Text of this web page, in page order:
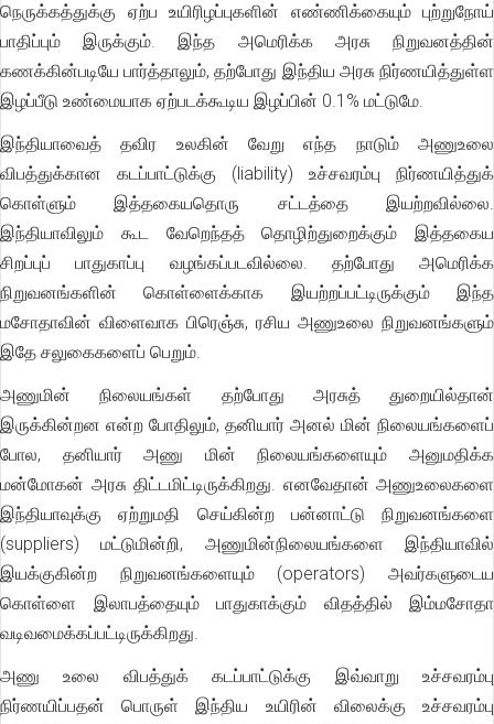
நெருக்கத்துக்கு ஏற்ப உயிரிழப்புகளின் எண்ணிக்கையும் புற்றுநோய்
பாதிப்பும் இருக்கும். இந்த அமெரிக்க அரசு நிறுவனத்தின்
கணக்கின்படியே பார்த்தாலும், தற்போது இந்திய அரசு நிர்ணயித்துள்ள
இழப்பீடு உண்மையாக ஏற்படக்கூடிய இழப்பின் 0.1% மட்டுமே.
இந்தியாவைத் தவிர உலகின் வேறு எந்த நாடும் அணுஉலை
விபத்துக்கான கடப்பாட்டுக்கு (liability) உச்சவரம்பு நிர்ணயித்துக்
கொள்ளும் இத்தகையதொரு சட்டத்தை இயற்றவில்லை.
இந்தியாவிலும் கூட வேறெந்தத் தொழிற்துறைக்கும் இத்தகைய
சிறப்புப் பாதுகாப்பு வழங்கப்படவில்லை. தற்போது அமெரிக்க
நிறுவனங்களின் கொள்ளைக்காக இயற்றப்பட்டிருக்கும் இந்த
மசோதாவின் விளைவாக பிரெஞ்சு, ரசிய அணுஉலை நிறுவனங்களும்
இதே சலுகைகளைப் பெறும்.
அணுமின் நிலையங்கள் தற்போது அரசுத் துறையில்தான்
இருக்கின்றன என்ற போதிலும், தனியார் அனல் மின் நிலையங்களைப்
போல, தனியார் அணு மின் நிலையங்களையும் அனுமதிக்க
மன்மோகன் அரசு திட்டமிட்டிருக்கிறது. எனவேதான் அணுஉலைகளை
இந்தியாவுக்கு ஏற்றுமதி செய்கின்ற பன்னாட்டு நிறுவனங்களை
(suppliers) மட்டுமின்றி, அணுமின்நிலையங்களை இந்தியாவில்
இயக்குகின்ற நிறுவனங்களையும் (operators) அவர்களுடைய
கொள்ளை இலாபத்தையும் பாதுகாக்கும் விதத்தில் இம்மசோதா
வடிவமைக்கப்பட்டிருக்கிறது.
அணு உலை விபத்துக் கடப்பாட்டுக்கு இவ்வாறு உச்சவரம்பு
நிர்ணயிப்பதன் பொருள் இந்திய உயிரின் விலைக்கு உச்சவரம்பு